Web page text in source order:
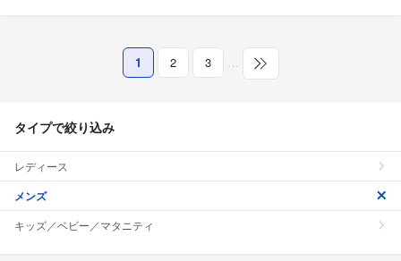
1 2 3 …
タイプで絞り込み
レディース
メンズ
キッズ／ベビー／マタニティ